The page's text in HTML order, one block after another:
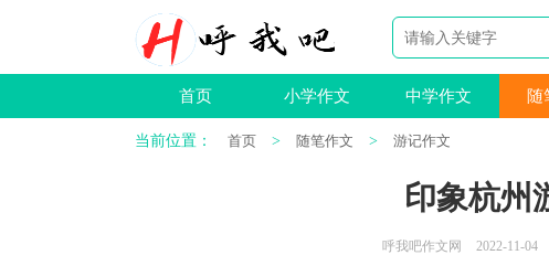
首页 小学作文 中学作文 随
当前位置： 首页 > 随笔作文 > 游记作文
印象杭州
呼我吧作文网 2022-11-04